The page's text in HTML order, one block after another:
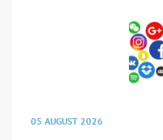
05 AUGUST 2026